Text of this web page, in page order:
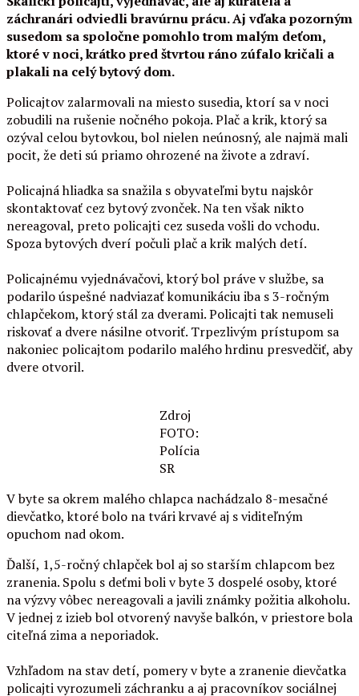
záchranári odviedli bravúrnu prácu. Aj vďaka pozorným
susedom sa spoločne pomohlo trom malým deťom,
ktoré v noci, krátko pred štvrtou ráno zúfalo kričali a
plakali na celý bytový dom.
Policajtov zalarmovali na miesto susedia, ktorí sa v noci
zobudili na rušenie nočného pokoja. Plač a krik, ktorý sa
ozýval celou bytovkou, bol nielen neúnosný, ale najmä mali
pocit, že deti sú priamo ohrozené na živote a zdraví.
Policajná hliadka sa snažila s obyvateľmi bytu najskôr
skontaktovať cez bytový zvonček. Na ten však nikto
nereagoval, preto policajti cez suseda vošli do vchodu.
Spoza bytových dverí počuli plač a krik malých detí.
Policajnému vyjednávačovi, ktorý bol práve v službe, sa
podarilo úspešné nadviazať komunikáciu iba s 3-ročným
chlapčekom, ktorý stál za dverami. Policajti tak nemuseli
riskovať a dvere násilne otvoriť. Trpezlivým prístupom sa
nakoniec policajtom podarilo malého hrdinu presvedčiť, aby
dvere otvoril.
Zdroj
FOTO:
Polícia
SR
V byte sa okrem malého chlapca nachádzalo 8-mesačné
dievčatko, ktoré bolo na tvári krvavé aj s viditeľným
opuchom nad okom.
Ďalší, 1,5-ročný chlapček bol aj so starším chlapcom bez
zranenia. Spolu s deťmi boli v byte 3 dospelé osoby, ktoré
na výzvy vôbec nereagovali a javili známky požitia alkoholu.
V jednej z izieb bol otvorený navyše balkón, v priestore bola
citeľná zima a neporiadok.
Vzhľadom na stav detí, pomery v byte a zranenie dievčatka
policajti vyrozumeli záchranku a aj pracovníkov sociálnej